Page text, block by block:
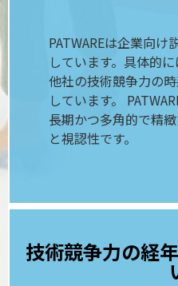
PATWAREは企業向
しています。具体的
他社の技術競争力の
しています。
長期かつ多角的で精
と視認性です。
技術競争力の経